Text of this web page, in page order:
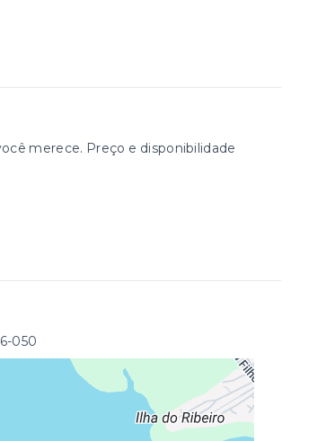
merece. Preço e disponibilidade
050